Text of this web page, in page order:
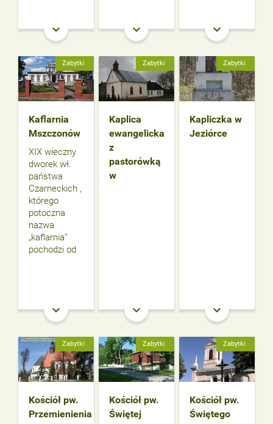
keyboard_arrow_down keyboard_arrow_down keyboard_arrow_down
Zabytki
Kaflarnia
Mszczonów
XIX wieczny
dworek wł.
państwa
Czarneckich ,
którego
potoczna
nazwa
„kaflarnia”
pochodzi od
keyboard_arrow_down
Zabytki
Kaplica
ewangelicka
z
pastorówką
w
keyboard_arrow_down
Zabytki
Kapliczka w
Jeziórce
keyboard_arrow_down
Zabytki
Kościół pw.
Przemienienia
Zabytki
Kościół pw.
Świętej
Zabytki
Kościół pw.
Świętego